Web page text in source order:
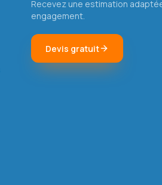
Recevez une estimation
engagement.
Devis gratuit